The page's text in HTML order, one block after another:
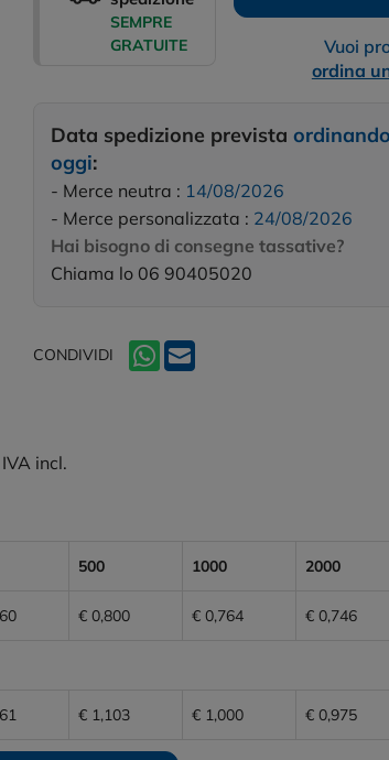
SEMPRE
GRATUITE
Vuoi
ordina
Data spedizione prevista ordinando
oggi:
- Merce neutra : 14/08/2026
- Merce personalizzata : 24/08/2026
Hai bisogno di consegne tassative?
Chiama lo 06 90405020
CONDIVIDI
IVA incl.
500 1000 2000
€ 0,800 € 0,764 € 0,746
€ 1,103 € 1,000 € 0,975